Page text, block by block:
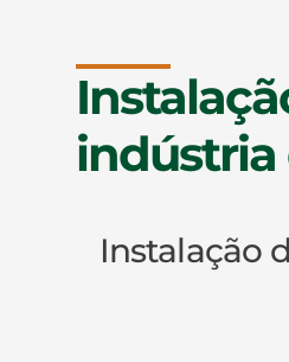
indústria
Instalação